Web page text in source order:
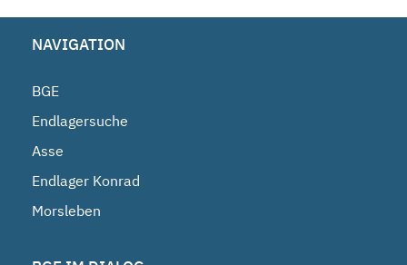
NAVIGATION
BGE
Endlagersuche
Asse
Endlager Konrad
Morsleben